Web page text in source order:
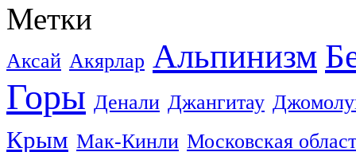
Метки
Аксай Акярлар Альпинизм
Горы Денали Джангитау
Крым Мак-Кинли Московская